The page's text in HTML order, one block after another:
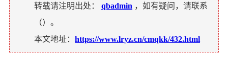
转载请注明出处： qbadmin ，如有疑问，请联系
（）。
本文地址： https://www.lryz.cn/cmqkk/432.html